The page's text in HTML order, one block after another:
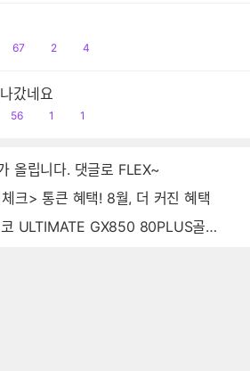
읽
67
공
2
댓
4
갔네요
읽
56
공1
댓1
올립니다. 댓글로 FLEX~
크> 통큰 혜택! 8월, 더 커진 혜택
GX850 80PLUS골드 풀모듈러 ATX3.0 블랙